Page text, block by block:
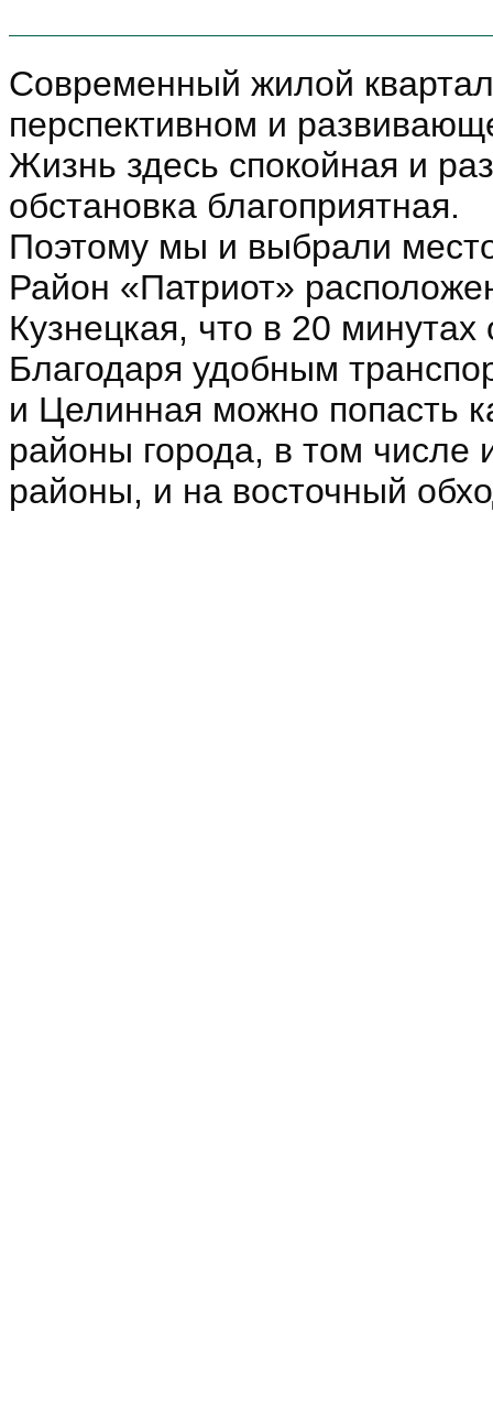
Современный жилой
перспективном и
Жизнь здесь спокойная и
обстановка благоприятная.
Поэтому мы и выбрали
Район «Патриот»
Кузнецкая, что в 20 минутах
Благодаря удобным
и Целинная можно попасть
районы города, в том числе
районы, и на восточный